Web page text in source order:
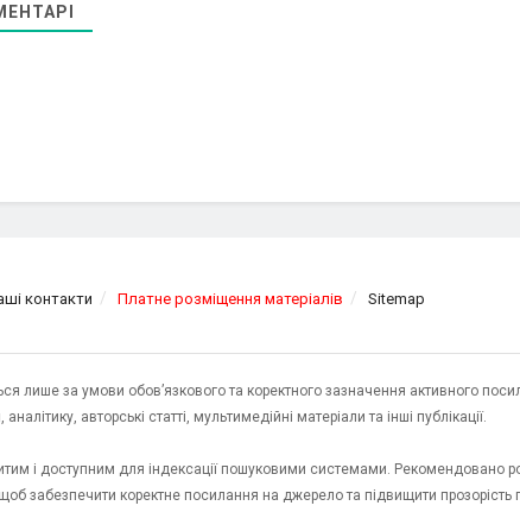
контакти Платне розміщення матеріалів Sitemap
лише за умови обов’язкового та коректного зазначення активного
авторські статті, мультимедійні матеріали та інші публікації.
і доступним для індексації пошуковими системами. Рекомендовано
забезпечити коректне посилання на джерело та підвищити